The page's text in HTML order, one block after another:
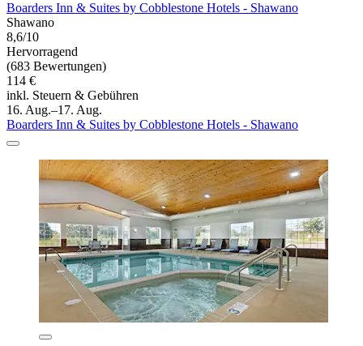
Boarders Inn & Suites by Cobblestone Hotels - Shawano
Shawano
8,6/10
Hervorragend
(683 Bewertungen)
114 €
inkl. Steuern & Gebühren
16. Aug.–17. Aug.
Boarders Inn & Suites by Cobblestone Hotels - Shawano